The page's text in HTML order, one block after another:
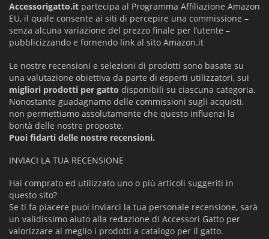
Accessorigatto.it partecipa al Programma Affiliazione Amazon
EU, il quale consente ai siti di percepire una commissione –
senza alcuna variazione del prezzo finale per l’utente –
pubblicizzando e fornendo link al sito Amazon.it
Le nostre recensioni e selezioni di prodotti sono basate su
una valutazione obiettiva da parte di esperti utilizzatori, sui
migliori prodotti per gatto disponibili su ciascuna categoria.
Nonostante guadagnamo delle commissioni sugli acquisti,
non permettiamo assolutamente che questo influenzi la
bontà delle nostre proposte.
Puoi fidarti delle nostre recensioni.
INVIACI LA TUA RECENSIONE
Hai comprato ed utilizzato uno o più articoli suggeriti in
questo sito?
Se ti fa piacere puoi inviarci la tua personale recensione, sarà
un validissimo aiuto alla redazione di Accessori Gatto per
valorizzare al meglio i prodotti a catalogo per il gatto.